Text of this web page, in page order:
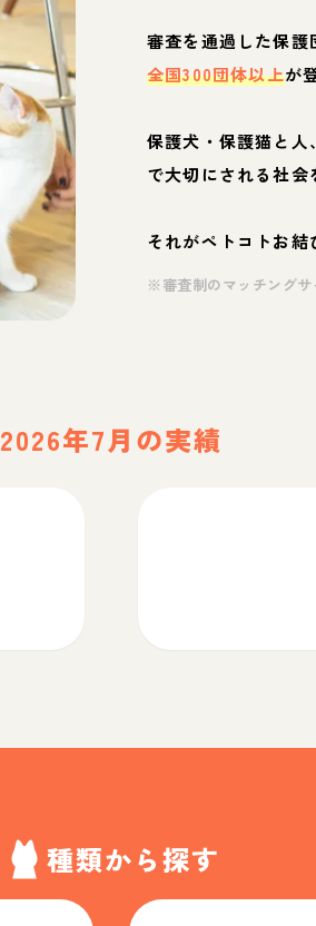
審査を通過した保護
全国300団体以上が
保護犬・保護猫と人
で大切にされる社会
それがペトコトお結
※審査制のマッチングサ
2026年7月の実績
種類から探す